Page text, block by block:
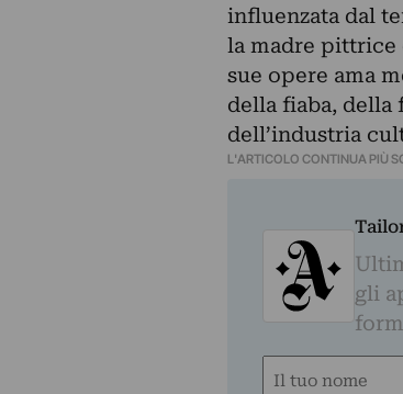
influenzata dal
la madre pittrice
sue opere ama
della fiaba, della
dell’industria
L'ARTICOLO CONTINUA PIÙ
gli
Nome